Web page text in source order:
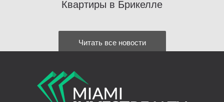
Квартиры в Брикелле
Читать все новости